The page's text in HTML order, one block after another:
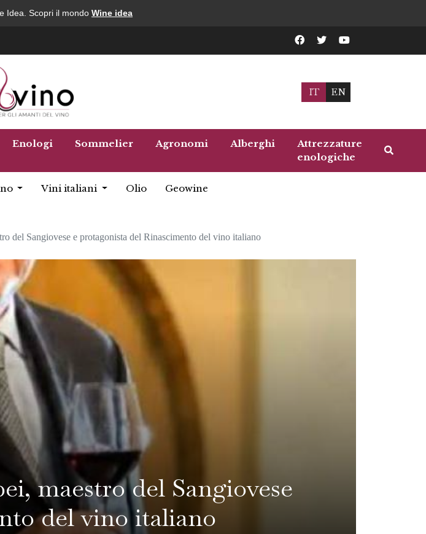
Idea. Scopri il mondo Wine idea
IT EN
Enologi Sommelier Agronomi Alberghi
Attrezzature
enologiche
Vini italiani Olio Geowine
del Sangiovese e protagonista del Rinascimento del vino italiano
maestro del Sangiovese
del vino italiano